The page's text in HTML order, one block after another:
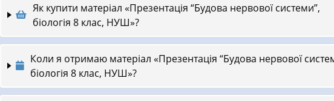
Як купити матеріал «Презентація “Будова нервової системи”,
біологія 8 клас, НУШ»?
Коли я отримаю матеріал «Презентація “Будова нервової
біологія 8 клас, НУШ»?